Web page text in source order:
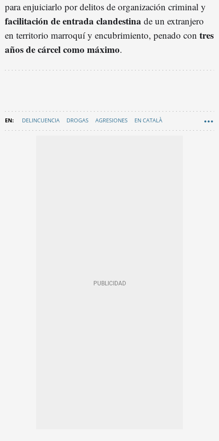
para enjuiciarlo por delitos de organización criminal y
facilitación de entrada clandestina de un extranjero
en territorio marroquí y encubrimiento, penado con tres
años de cárcel como máximo.
DELINCUENCIA DROGAS AGRESIONES EN CATALÀ